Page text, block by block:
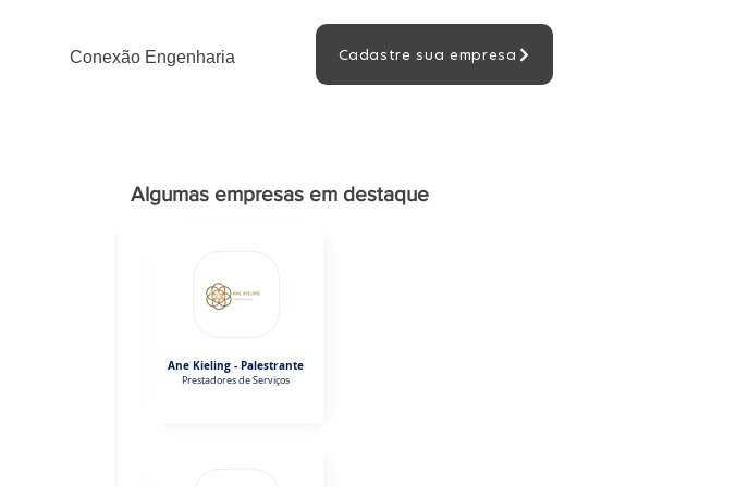
Conexão Engenharia Cadastre sua empresa
Algumas empresas em destaque
Ane Kieling - Palestrante
Prestadores de Serviços